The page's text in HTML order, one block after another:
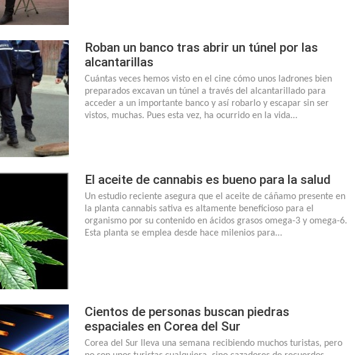
Roban un banco tras abrir un túnel por las
alcantarillas
Cuántas veces hemos visto en el cine cómo unos ladrones bien
preparados excavan un túnel a través del alcantarillado para
acceder a un importante banco y así robarlo y escapar sin ser
vistos, muchas. Pues esta vez, ha ocurrido en la vida…
El aceite de cannabis es bueno para la salud
Un estudio reciente asegura que el aceite de cáñamo presente en
la planta cannabis sativa es altamente beneficioso para el
organismo por su contenido en ácidos grasos omega-3 y omega-6.
Esta planta se emplea desde hace milenios para…
Cientos de personas buscan piedras
espaciales en Corea del Sur
Corea del Sur lleva una semana recibiendo muchos turistas, pero